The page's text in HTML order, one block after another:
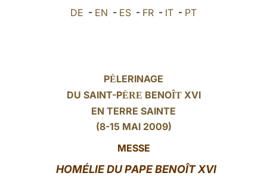
中文
DE - EN - ES - FR - IT - PT
PÈLERINAGE
DU SAINT-PÈRE BENOÎTXVI
EN TERRE SAINTE
(8-15 MAI 2009)
MESSE
HOMÉLIE DU PAPE BENOÎT XVI